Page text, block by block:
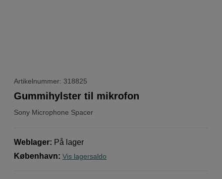
Artikelnummer: 318825
Sony Microphone Spacer
Gummihylster til mikrofon
Weblager: På lager
København: Vis lagersaldo